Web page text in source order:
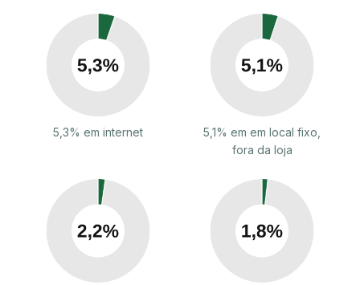
5,3% em internet
5,1% em em local fixo,
fora da loja